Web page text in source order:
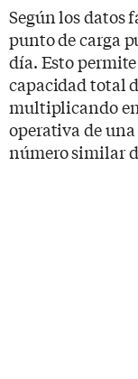
Según los datos
punto de carga
día. Esto
capacidad total
multiplicando
operativa de
número similar